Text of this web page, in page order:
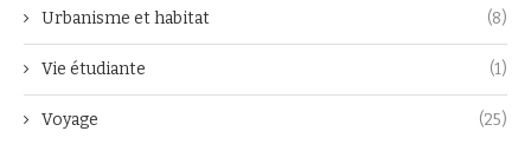
Urbanisme et habitat (8)
Vie étudiante (1)
Voyage (25)